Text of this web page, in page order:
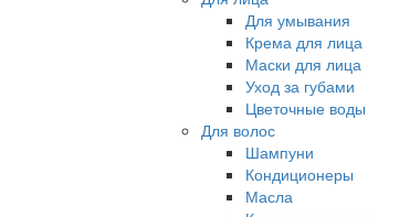
Для умывания
Крема для лица
Маски для лица
Уход за губами
Цветочные воды
Для волос
Шампуни
Кондиционеры
Масла